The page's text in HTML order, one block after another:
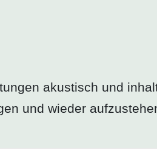
akustisch und
und wieder